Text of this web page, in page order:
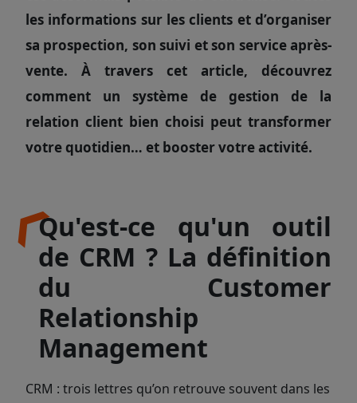
les informations sur les clients et d’organiser
sa prospection, son suivi et son service après-
vente. À travers cet article, découvrez
comment un système de gestion de la
relation client bien choisi peut transformer
votre quotidien… et booster votre activité.
Qu'est-ce qu'un outil
de CRM ? La définition
du Customer
Relationship
Management
CRM : trois lettres qu’on retrouve souvent dans les